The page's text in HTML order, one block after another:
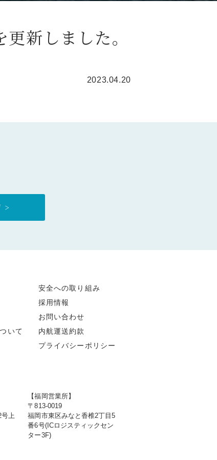
新しました。
2023.04.20
>
いて
安全への取り組み
採用情報
お問い合わせ
内航運送約款
プライバシーポリシー
号上
【福岡営業所】
〒813-0019
福岡市東区みなと香椎2丁目5
番6号(ICロジスティックセン
ター3F)